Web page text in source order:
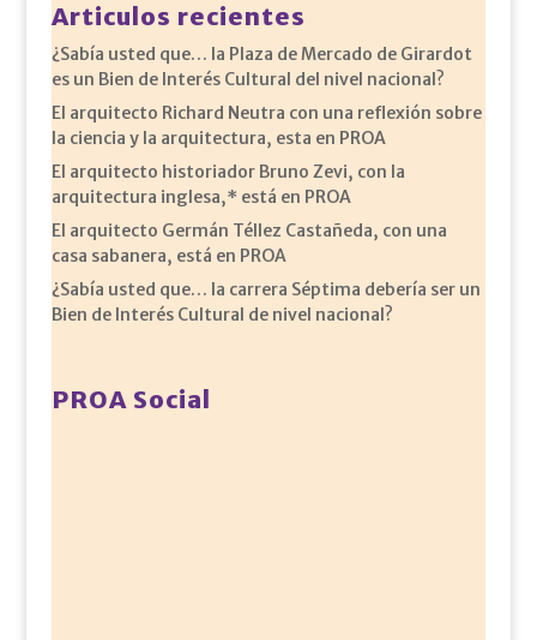
Articulos recientes
¿Sabía usted que… la Plaza de Mercado de Girardot
es un Bien de Interés Cultural del nivel nacional?
El arquitecto Richard Neutra con una reflexión sobre
la ciencia y la arquitectura, esta en PROA
El arquitecto historiador Bruno Zevi, con la
arquitectura inglesa,* está en PROA
El arquitecto Germán Téllez Castañeda, con una
casa sabanera, está en PROA
¿Sabía usted que… la carrera Séptima debería ser un
Bien de Interés Cultural de nivel nacional?
PROA Social